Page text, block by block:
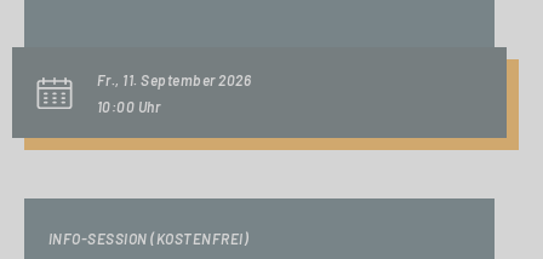
Fr., 11. September 2026
10:00 Uhr
INFO-SESSION (KOSTENFREI)